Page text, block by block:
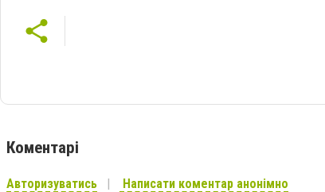
Коментарі
Авторизуватись Написати коментар анонімно